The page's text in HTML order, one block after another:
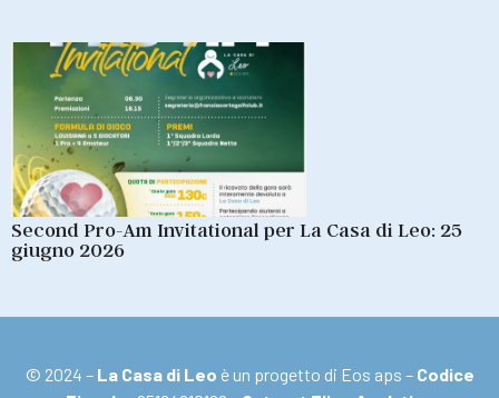
Second Pro-Am Invitational per La Casa di Leo: 25
giugno 2026
© 2024 – La Casa di Leo è un progetto di Eos aps – Codice